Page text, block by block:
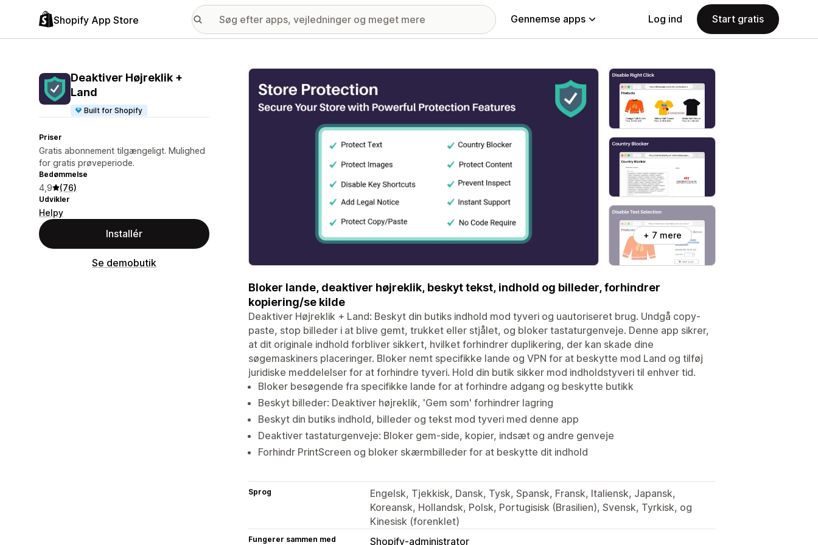
Shopify App Store Gennemse apps Log ind Start gratis
Deaktiver Højreklik +
Land
Built for Shopify
Priser
Gratis abonnement tilgængeligt. Mulighed
for gratis prøveperiode.
Bedømmelse
4,9 (76)
Udvikler
Helpy
Installér
Se demobutik
Galleri med udvalgte billeder
+ 7 mere
Bloker lande, deaktiver højreklik, beskyt tekst, indhold og billeder, forhindrer
kopiering/se kilde
Deaktiver Højreklik + Land: Beskyt din butiks indhold mod tyveri og uautoriseret brug. Undgå copy-
paste, stop billeder i at blive gemt, trukket eller stjålet, og bloker tastaturgenveje. Denne app sikrer,
at dit originale indhold forbliver sikkert, hvilket forhindrer duplikering, der kan skade dine
søgemaskiners placeringer. Bloker nemt specifikke lande og VPN for at beskytte mod Land og tilføj
juridiske meddelelser for at forhindre tyveri. Hold din butik sikker mod indholdstyveri til enhver tid.
Bloker besøgende fra specifikke lande for at forhindre adgang og beskytte butikk
Beskyt billeder: Deaktiver højreklik, 'Gem som' forhindrer lagring
Beskyt din butiks indhold, billeder og tekst mod tyveri med denne app
Deaktiver tastaturgenveje: Bloker gem-side, kopier, indsæt og andre genveje
Forhindr PrintScreen og bloker skærmbilleder for at beskytte dit indhold
Sprog
Engelsk, Tjekkisk, Dansk, Tysk, Spansk, Fransk, Italiensk, Japansk,
Koreansk, Hollandsk, Polsk, Portugisisk (Brasilien), Svensk, Tyrkisk, og
Kinesisk (forenklet)
Fungerer sammen med Shopify-administrator